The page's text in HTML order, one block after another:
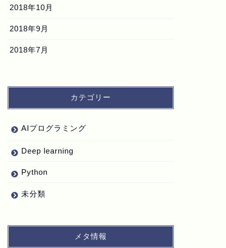
2018年10月
2018年9月
2018年7月
カテゴリー
AIプログラミング
Deep learning
Python
未分類
メタ情報